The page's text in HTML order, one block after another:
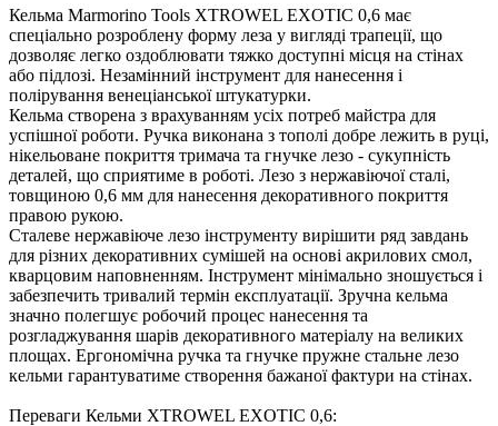
Кельма Marmorino Tools XTROWEL EXOTIC 0,6 має
спеціально розроблену форму леза у вигляді трапеції, що
дозволяє легко оздоблювати тяжко доступні місця на стінах
або підлозі. Незамінний інструмент для нанесення і
полірування венеціанської штукатурки.
Кельма створена з врахуванням усіх потреб майстра для
успішної роботи. Ручка виконана з тополі добре лежить в руці,
нікельоване покриття тримача та гнучке лезо - сукупність
деталей, що сприятиме в роботі. Лезо з нержавіючої сталі,
товщиною 0,6 мм для нанесення декоративного покриття
правою рукою.
Сталеве нержавіюче лезо інструменту вирішити ряд завдань
для різних декоративних сумішей на основі акрилових смол,
кварцовим наповненням. Інструмент мінімально зношується і
забезпечить тривалий термін експлуатації. Зручна кельма
значно полегшує робочий процес нанесення та
розгладжування шарів декоративного матеріалу на великих
площах. Ергономічна ручка та гнучке пружне стальне лезо
кельми гарантуватиме створення бажаної фактури на стінах.
Переваги Кельми XTROWEL EXOTIC 0,6: